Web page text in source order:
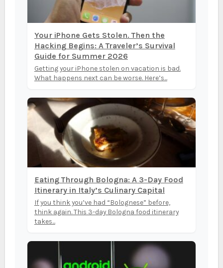
Your iPhone Gets Stolen. Then the
Hacking Begins: A Traveler’s Survival
Guide for Summer 2026
Getting your iPhone stolen on vacation is bad.
What happens next can be worse. Here’s...
Eating Through Bologna: A 3-Day Food
Itinerary in Italy’s Culinary Capital
If you think you’ve had “Bolognese” before,
think again. This 3-day Bologna food itinerary
takes...